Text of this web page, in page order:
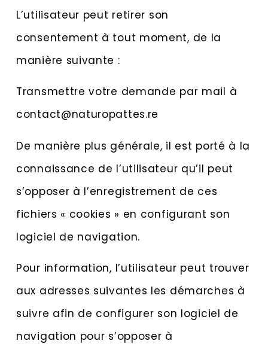
L’utilisateur peut retirer son
consentement à tout moment, de la
manière suivante :
Transmettre votre demande par mail à
contact@naturopattes.re
De manière plus générale, il est porté à la
connaissance de l’utilisateur qu’il peut
s’opposer à l’enregistrement de ces
fichiers « cookies » en configurant son
logiciel de navigation.
Pour information, l’utilisateur peut trouver
aux adresses suivantes les démarches à
suivre afin de configurer son logiciel de
navigation pour s’opposer à